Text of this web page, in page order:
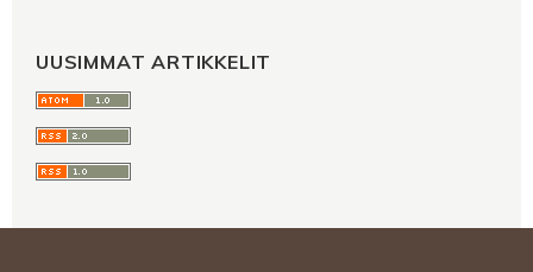
UUSIMMAT ARTIKKELIT